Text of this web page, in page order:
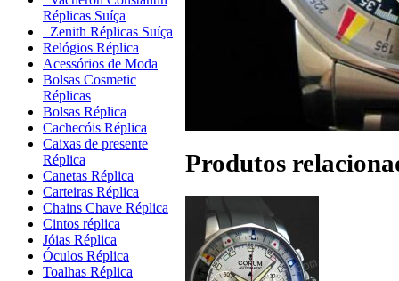
Réplicas Suíça
Zenith Réplicas Suíça
Relógios Réplica
Acessórios de Moda
Bolsas Cosmetic
Réplicas
Bolsas Réplica
Cachecóis Réplica
Caixas de presente
Réplica
Canetas Réplica
Carteiras Réplica
Chains Chave Réplica
Cintos réplica
Jóias Réplica
Óculos Réplica
Toalhas Réplica
Produtos